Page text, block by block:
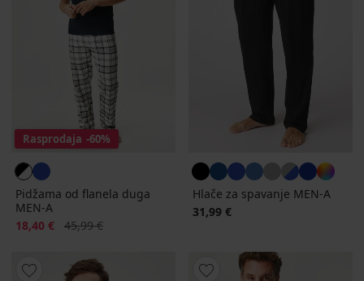
Rasprodaja -60%
Pidžama od flanela duga
MEN-A
Popust
18,40 € Prvobitna cijena
45,99 €
Hlače za spavanje MEN-A
31,99 €